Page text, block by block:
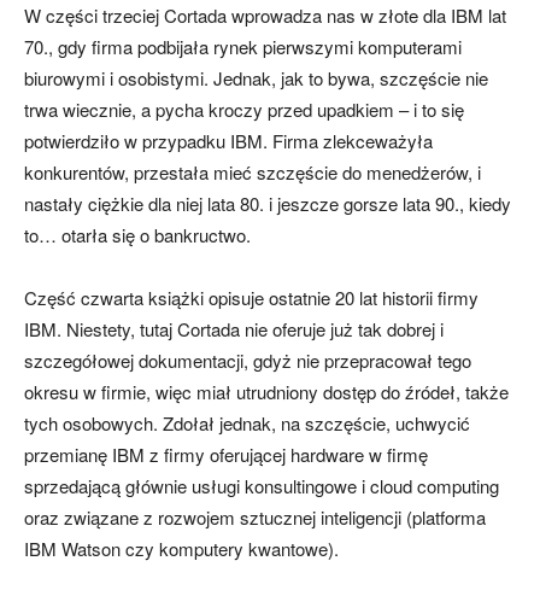
W części trzeciej Cortada wprowadza nas w złote dla IBM lat
70., gdy firma podbijała rynek pierwszymi komputerami
biurowymi i osobistymi. Jednak, jak to bywa, szczęście nie
trwa wiecznie, a pycha kroczy przed upadkiem – i to się
potwierdziło w przypadku IBM. Firma zlekceważyła
konkurentów, przestała mieć szczęście do menedżerów, i
nastały ciężkie dla niej lata 80. i jeszcze gorsze lata 90., kiedy
to… otarła się o bankructwo.
Część czwarta książki opisuje ostatnie 20 lat historii firmy
IBM. Niestety, tutaj Cortada nie oferuje już tak dobrej i
szczegółowej dokumentacji, gdyż nie przepracował tego
okresu w firmie, więc miał utrudniony dostęp do źródeł, także
tych osobowych. Zdołał jednak, na szczęście, uchwycić
przemianę IBM z firmy oferującej hardware w firmę
sprzedającą głównie usługi konsultingowe i cloud computing
oraz związane z rozwojem sztucznej inteligencji (platforma
IBM Watson czy komputery kwantowe).